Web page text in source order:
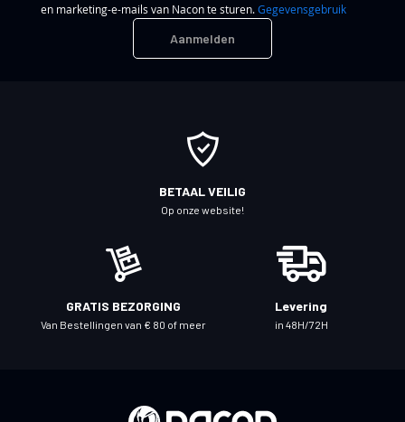
en marketing-e-mails van Nacon te sturen.Gegevensgebruik
Aanmelden
BETAAL VEILIG
Op onze website!
GRATIS BEZORGING
Van Bestellingen van € 80 of meer
Levering
in 48H/72H